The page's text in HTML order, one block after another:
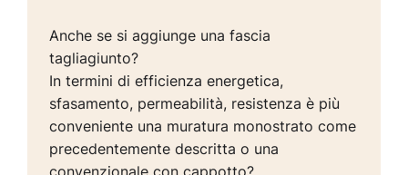
Anche se si aggiunge una fascia
tagliagiunto?
In termini di efficienza energetica,
sfasamento, permeabilità, resistenza è più
conveniente una muratura monostrato come
precedentemente descritta o una